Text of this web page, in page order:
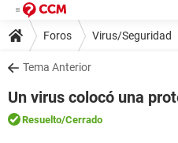
Foros Virus/Seguridad
Tema Anterior
Un virus colocó una
Resuelto/Cerrado